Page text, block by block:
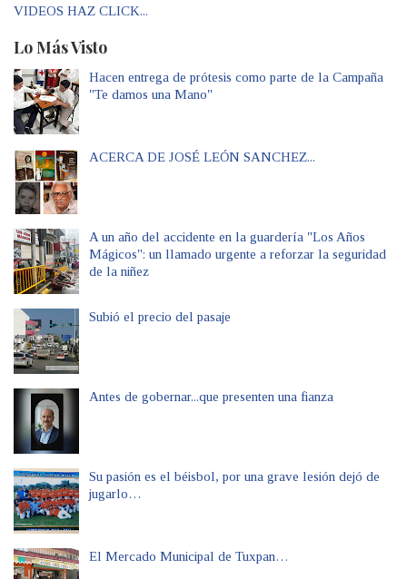
VIDEOS HAZ CLICK...
Lo Más Visto
Hacen entrega de prótesis como parte de la Campaña
"Te damos una Mano"
ACERCA DE JOSÉ LEÓN SANCHEZ...
A un año del accidente en la guardería "Los Años
Mágicos": un llamado urgente a reforzar la seguridad
de la niñez
Subió el precio del pasaje
Antes de gobernar...que presenten una fianza
Su pasión es el béisbol, por una grave lesión dejó de
jugarlo…
El Mercado Municipal de Tuxpan…